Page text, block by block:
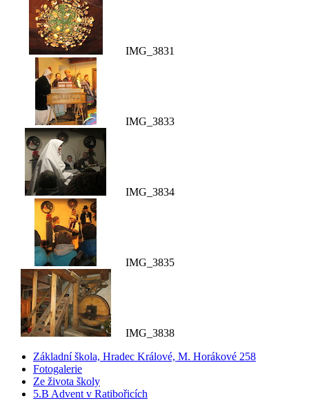
IMG_3831
IMG_3833
IMG_3834
IMG_3835
IMG_3838
Základní škola, Hradec Králové, M. Horákové 258
Fotogalerie
Ze života školy
5.B Advent v Ratibořicích